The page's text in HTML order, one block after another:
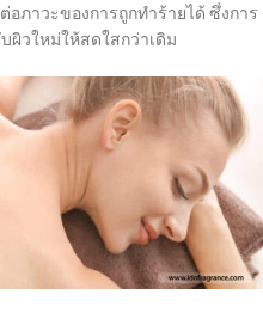
ภาวะของการถูกทำร้ายได้ ซึ่งการ
ผิวใหม่ให้สดใสกว่าเดิม